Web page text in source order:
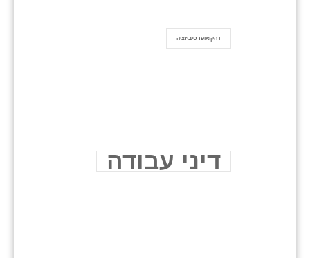
דהקואופרטיביזציה
דיני עבודה